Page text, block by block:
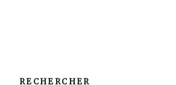
RECHERCHER